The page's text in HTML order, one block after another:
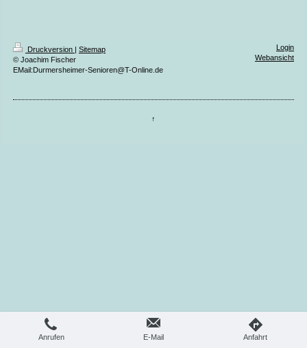
Druckversion | Sitemap
© Joachim Fischer
EMail:Durmersheimer-Senioren@T-Online.de
Login
Webansicht
↑
Anrufen E-Mail Anfahrt